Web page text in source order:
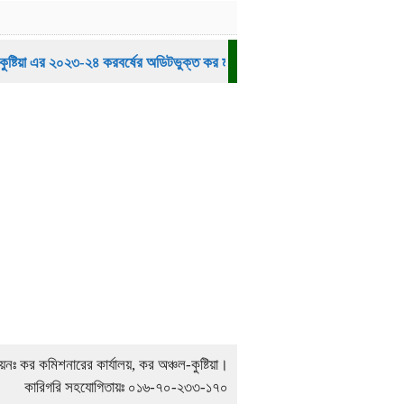
এর ২০২৩-২৪ করবর্ষের অডিটভুক্ত কর মামলার তালিকা (তৃতীয় ব্যাচ)।
কর কমিশনারের কার্যালয়, কর অঞ্চল-কুষ্টিয়া।
কারিগরি সহযোগিতায়ঃ ০১৬-৭০-২৩৩-১৭০